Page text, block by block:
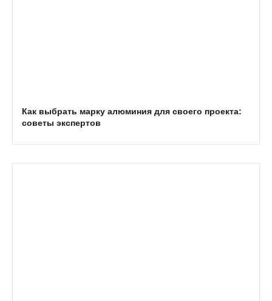
Как выбрать марку алюминия для своего проекта:
советы экспертов